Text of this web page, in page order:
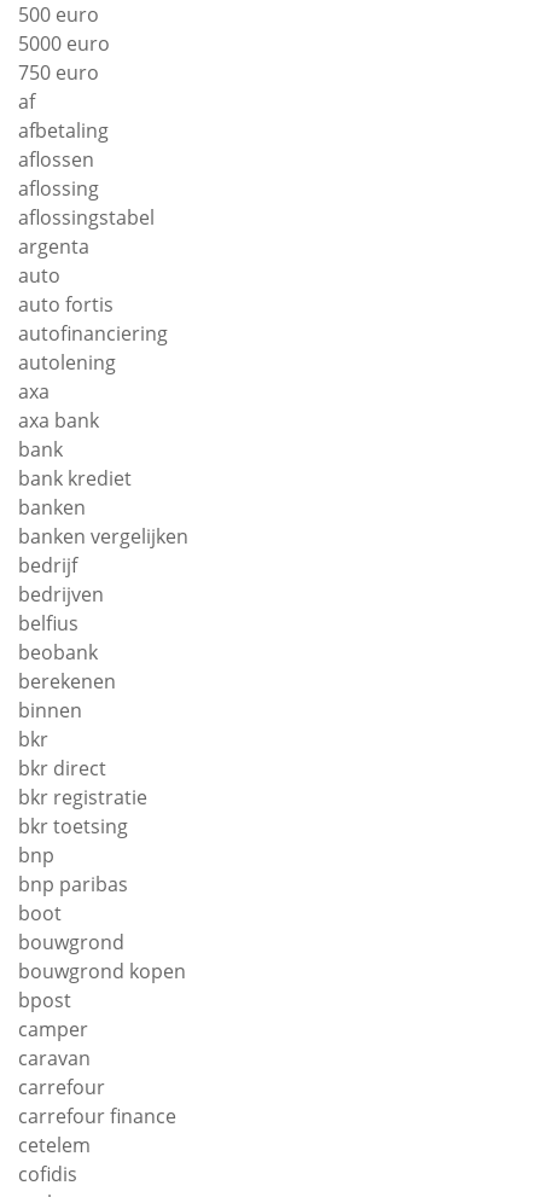
500 euro
5000 euro
750 euro
af
afbetaling
aflossen
aflossing
aflossingstabel
argenta
auto
auto fortis
autofinanciering
autolening
axa
axa bank
bank
bank krediet
banken
banken vergelijken
bedrijf
bedrijven
belfius
beobank
berekenen
binnen
bkr
bkr direct
bkr registratie
bkr toetsing
bnp
bnp paribas
boot
bouwgrond
bouwgrond kopen
bpost
camper
caravan
carrefour
carrefour finance
cetelem
cofidis